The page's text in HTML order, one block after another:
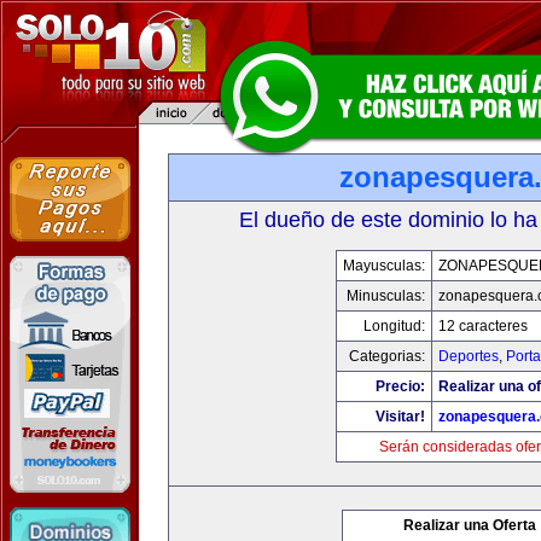
El dueño de este dominio lo
Mayusculas:
Minusculas:
Longitud:
12 caracteres
Categorias:
Deportes,
Precio:
Realizar una
Visitar!
Serán consideradas
Realizar una Oferta